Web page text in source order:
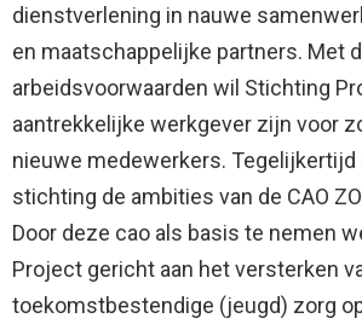
dienstverlening in nauwe
en maatschappelijke partners. Met
arbeidsvoorwaarden wil Stichting
aantrekkelijke werkgever zijn voor
nieuwe medewerkers.
stichting de ambities van de CAO
Door deze cao als basis te nemen
Project gericht aan het versterken
toekomstbestendige (jeugd) zorg